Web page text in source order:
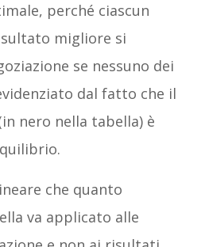
perché ciascun
migliore si
se nessuno dei
dal fatto che il
nero nella tabella) è
che quanto
va applicato alle